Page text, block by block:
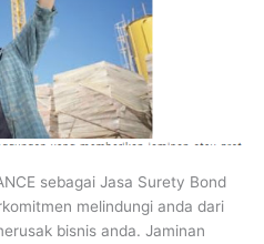
sebagai Jasa Surety Bond
melindungi anda dari
bisnis anda. Jaminan